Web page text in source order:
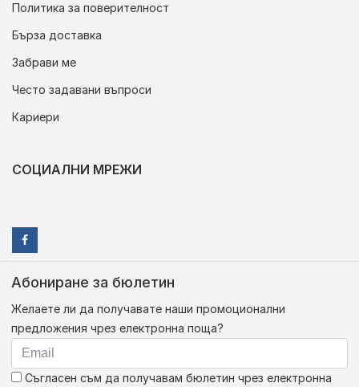
Политика за поверителност
Бърза доставка
Забрави ме
Често задавани въпроси
Кариери
СОЦИАЛНИ МРЕЖИ
Абониране за бюлетин
Желаете ли да получавате наши промоционални
предложения чрез електронна поща?
Съгласен съм да получавам бюлетин чрез електронна